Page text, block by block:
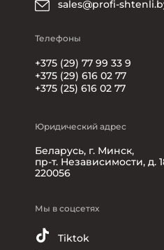
sales@profi-
Телефоны
+375 (29) 77 99 33 9
+375 (29) 616 02 77
+375 (25) 616 02 77
Юридический адрес
Беларусь, г. Минск,
пр-т. Независимости, д.
220056
Мы в соцсетях
Tiktok